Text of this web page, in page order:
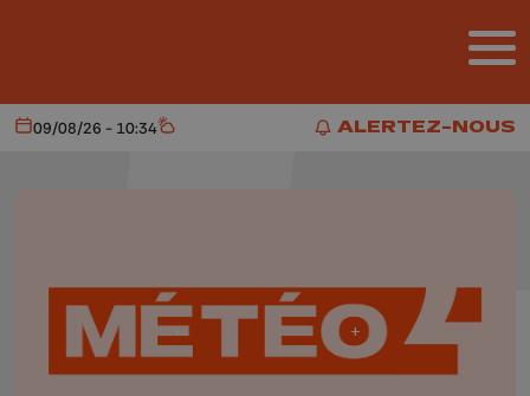
ALERTEZ-NOUS
ALERTEZ-NOUS
Aujourd'hui
09/08/26 - 10:34 Météo